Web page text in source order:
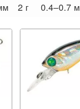
2 г 0.4–0.7 м